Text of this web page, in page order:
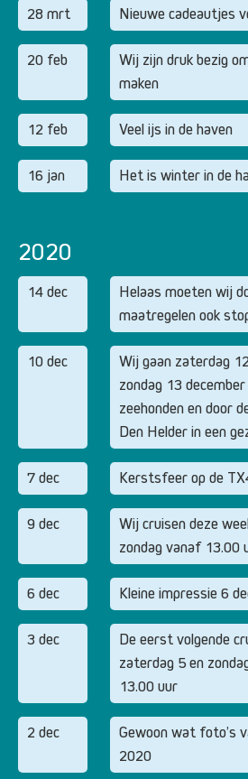
28 mrt Nieuwe cadeautjes
20 feb
Wij zijn druk bezig
maken
12 feb Veel ijs in de haven
16 jan Het is winter in de
2020
14 dec
Helaas moeten wij
maatregelen ook
10 dec
Wij gaan zaterdag
zondag 13
zeehonden en door
Den Helder in een
7 dec Kerstsfeer op de
9 dec
Wij cruisen deze
zondag vanaf 13.00
6 dec Kleine impressie 6
3 dec
De eerst volgende
zaterdag 5 en
13.00 uur
2 dec
Gewoon wat foto’s
2020